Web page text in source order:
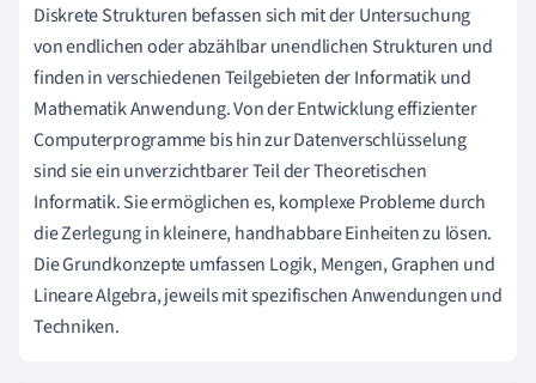
Diskrete Strukturen befassen sich mit der Untersuchung
von endlichen oder abzählbar unendlichen Strukturen und
finden in verschiedenen Teilgebieten der Informatik und
Mathematik Anwendung. Von der Entwicklung effizienter
Computerprogramme bis hin zur Datenverschlüsselung
sind sie ein unverzichtbarer Teil der Theoretischen
Informatik. Sie ermöglichen es, komplexe Probleme durch
die Zerlegung in kleinere, handhabbare Einheiten zu lösen.
Die Grundkonzepte umfassen Logik, Mengen, Graphen und
Lineare Algebra, jeweils mit spezifischen Anwendungen und
Techniken.